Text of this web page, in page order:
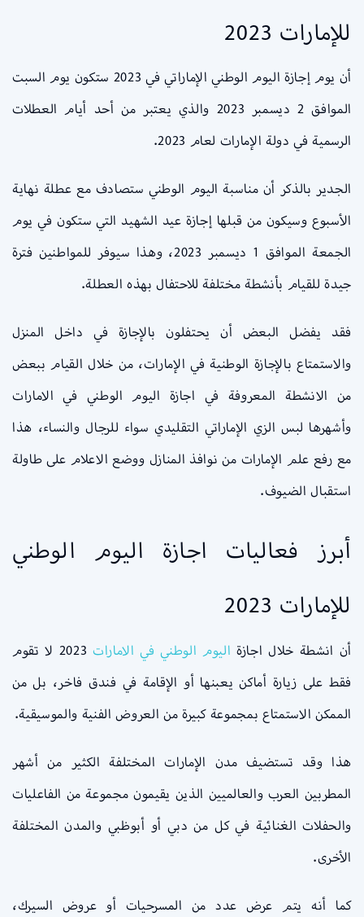
للإمارات 2023
أن يوم إجازة اليوم الوطني الإماراتي في 2023 ستكون يوم السبت
الموافق 2 ديسمبر 2023 والذي يعتبر من أحد أيام العطلات
الرسمية في دولة الإمارات لعام 2023.
الجدير بالذكر أن مناسبة اليوم الوطني ستصادف مع عطلة نهاية
الأسبوع وسيكون من قبلها إجازة عيد الشهيد التي ستكون في يوم
الجمعة الموافق 1 ديسمبر 2023، وهذا سيوفر للمواطنين فترة
جيدة للقيام بأنشطة مختلفة للاحتفال بهذه العطلة.
فقد يفضل البعض أن يحتفلون بالإجازة في داخل المنزل
والاستمتاع بالإجازة الوطنية في الإمارات، من خلال القيام ببعض
من الانشطة المعروفة في اجازة اليوم الوطني في الامارات
وأشهرها لبس الزي الإماراتي التقليدي سواء للرجال والنساء، هذا
مع رفع علم الإمارات من نوافذ المنازل ووضع الاعلام على طاولة
استقبال الضيوف.
أبرز فعاليات اجازة اليوم الوطني
للإمارات 2023
أن انشطة خلال اجازة اليوم الوطني في الامارات
2023 لا تقوم
فقط على زيارة أماكن يعبنها أو الإقامة في فندق فاخر، بل من
الممكن الاستمتاع بمجموعة كبيرة من العروض الفنية والموسيقية.
هذا وقد تستضيف مدن الإمارات المختلفة الكثير من أشهر
المطربين العرب والعالميين الذين يقيمون مجموعة من الفاعليات
والحفلات الغنائية في كل من دبي أو أبوظبي والمدن المختلفة
الأخرى.
كما أنه يتم عرض عدد من المسرحيات أو عروض السيرك،